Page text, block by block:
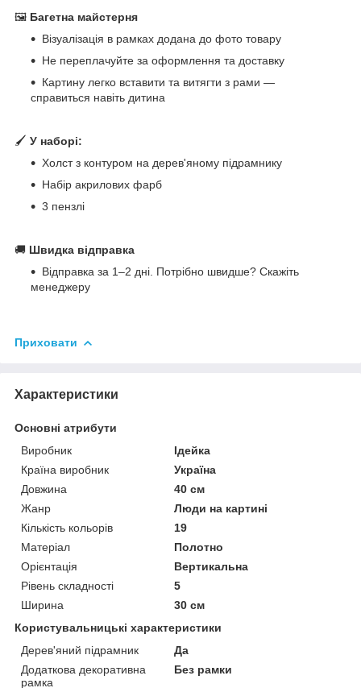
🖼 Багетна майстерня
Візуалізація в рамках додана до фото товару
Не переплачуйте за оформлення та доставку
Картину легко вставити та витягти з рами —
справиться навіть дитина
🖌 У наборі:
Холст з контуром на дерев'яному підрамнику
Набір акрилових фарб
3 пензлі
🚚 Швидка відправка
Відправка за 1–2 дні. Потрібно швидше? Скажіть
менеджеру
Приховати
Характеристики
Основні атрибути
Виробник
Ідейка
Країна виробник
Україна
Довжина
40 см
Жанр
Люди на картині
Кількість кольорів
19
Матеріал
Полотно
Орієнтація
Вертикальна
Рівень складності
5
Ширина
30 см
Користувальницькі характеристики
Дерев'яний підрамник
Да
Додаткова декоративна
рамка
Без рамки